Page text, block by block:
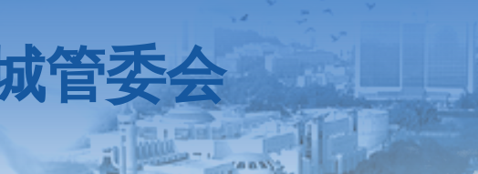
管委会